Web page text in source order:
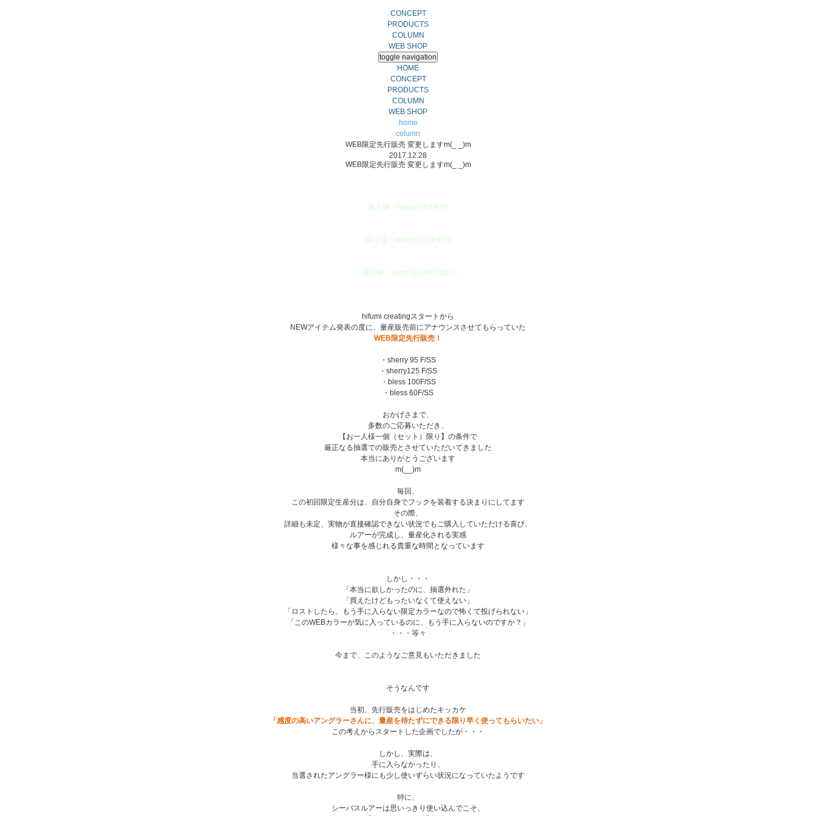
CONCEPT
PRODUCTS
COLUMN
WEB SHOP
toggle navigation
HOME
CONCEPT
PRODUCTS
COLUMN
WEB SHOP
home
column
WEB限定先行販売 変更しますm(_ _)m
2017.12.28
WEB限定先行販売 変更しますm(_ _)m
〈第１弾 sherry 95 F&SS〉
〈第２弾 sherry 125 F&SS〉
〈第３弾 bless 100/60 F&SS〉
hifumi creatingスタートから
NEWアイテム発表の度に、量産販売前にアナウンスさせてもらっていた
WEB限定先行販売！
・sherry 95 F/SS
・sherry125 F/SS
・bless 100F/SS
・bless 60F/SS
おかげさまで、
多数のご応募いただき、
【お一人様一個（セット）限り】の条件で
厳正なる抽選での販売とさせていただいてきました
本当にありがとうございます
m(__)m
毎回、
この初回限定生産分は、自分自身でフックを装着する決まりにしてます
その際、
詳細も未定、実物が直接確認できない状況でもご購入していただける喜び、
ルアーが完成し、量産化される実感
様々な事を感じれる貴重な時間となっています
しかし・・・
「本当に欲しかったのに、抽選外れた」
「買えたけどもったいなくて使えない」
「ロストしたら、もう手に入らない限定カラーなので怖くて投げられない」
「このWEBカラーが気に入っているのに、もう手に入らないのですか？」
・・・等々
今まで、このようなご意見もいただきました
そうなんです
当初、先行販売をはじめたキッカケ
「感度の高いアングラーさんに、量産を待たずにできる限り早く使ってもらいたい」
この考えからスタートした企画でしたが・・・
しかし、実際は、
手に入らなかったり、
当選されたアングラー様にも少し使いずらい状況になっていたようです
特に、
シーバスルアーは思いっきり使い込んでこそ、